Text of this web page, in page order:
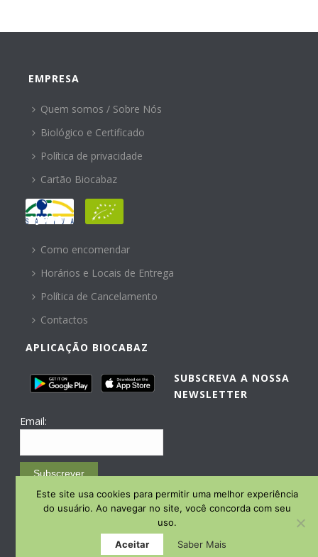
EMPRESA
Quem somos / Sobre Nós
Biológico e Certificado
Política de privacidade
Cartão Biocabaz
AJUDA
Como encomendar
Horários e Locais de Entrega
Política de Cancelamento
Contactos
APLICAÇÃO BIOCABAZ
SUBSCREVA A NOSSA
NEWSLETTER
Email:
Subscrever
Email Marketing by E-goi
Este site usa cookies para permitir uma melhor experiência
do usuário. Ao navegar no site, você concorda com seu
uso.
Aceitar
Saber Mais